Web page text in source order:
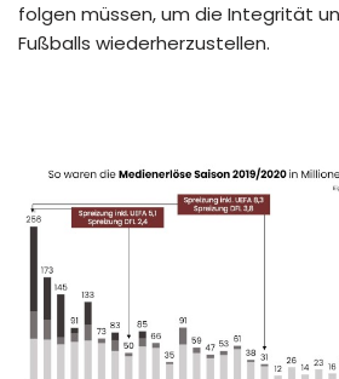
folgen müssen, um die Integrität
Fußballs wiederherzustellen.